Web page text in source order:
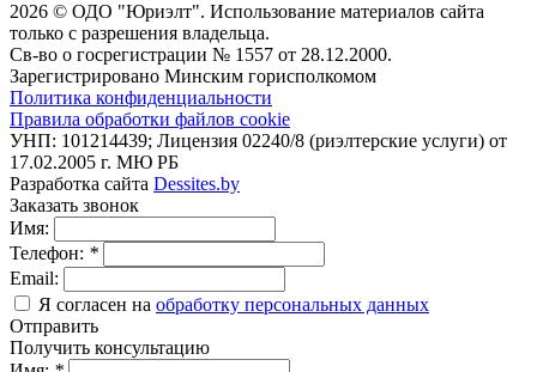
2026 © ОДО "Юриэлт". Использование материалов сайта
только с разрешения владельца.
Св-во о госрегистрации № 1557 от 28.12.2000.
Зарегистрировано Минским горисполкомом
Политика конфиденциальности
Правила обработки файлов cookie
УНП: 101214439; Лицензия 02240/8 (риэлтерские услуги) от
17.02.2005 г. МЮ РБ
Разработка сайта Dessites.by
Заказать звонок
Имя:
Телефон: *
Email:
Я согласен на обработку персональных данных
Отправить
Получить консультацию